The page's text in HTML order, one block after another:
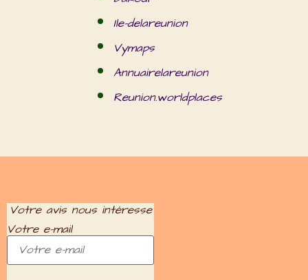
Ile-delareunion
Vymaps
Annuairelareunion
Reunion.worldplaces
Votre avis nous intéresse
Votre e-mail